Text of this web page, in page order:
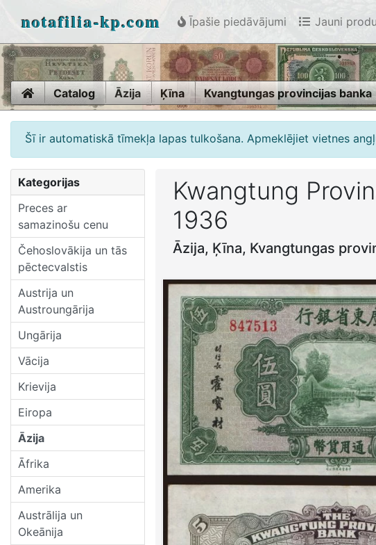
notafilia-kp.com Īpašie piedāvājumi Jauni
HomeCatalog Āzija Ķīna Kvangtungas provincijas banka
Šī ir automatiskā tīmekļa lapas tulkošana. Apmeklējiet vietnes
Kategorijas
Preces ar
samazinošu cenu
Čehoslovākija un tās
pēctecvalstis
Austrija un
Austroungārija
Ungārija
Vācija
Krievija
Eiropa
Āzija
Āfrika
Amerika
Austrālija un
Okeānija
Kwangtung
1936
Āzija, Ķīna, Kvangtungas